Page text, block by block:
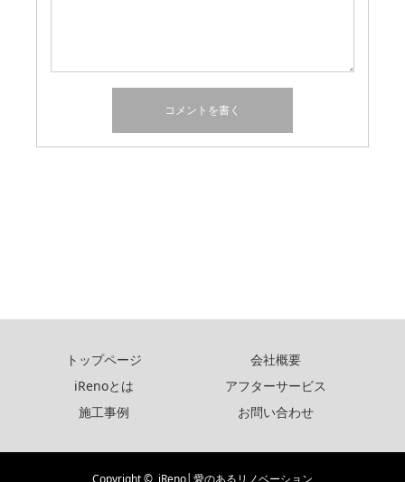
トップページ
会社概要
iRenoとは
アフターサービス
施工事例
お問い合わせ
Copyright © iReno│愛のあるリノベーション